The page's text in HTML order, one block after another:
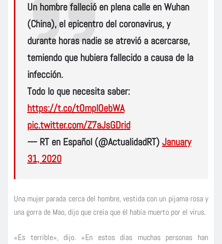
Un hombre falleció en plena calle en Wuhan
(China), el epicentro del coronavirus, y
durante horas nadie se atrevió a acercarse,
temiendo que hubiera fallecido a causa de la
infección.
Todo lo que necesita saber:
https://t.co/tOmplOebWA
pic.twitter.com/Z7aJsGDrid
— RT en Español (@ActualidadRT)January
31, 2020
Una mujer parada cerca del hombre, vestida con un pijama rosa y
una gorra de Mao, dijo que creía que él había muerto por el virus.
«Es terrible», dijo. «En estos días muchas personas han